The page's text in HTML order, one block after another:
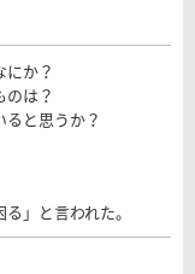
にか？
のは？
と思うか？
」と言われた。